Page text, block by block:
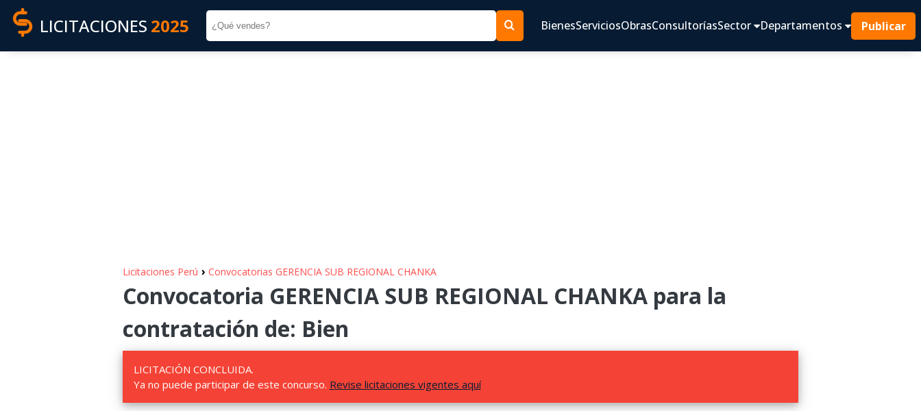
LICITACIONES 2025 BienesServiciosObrasConsultoríasSector Departamentos Publicar
Licitaciones Perú › Convocatorias GERENCIA SUB REGIONAL CHANKA
Convocatoria GERENCIA SUB REGIONAL CHANKA para la
contratación de: Bien
LICITACIÓN CONCLUIDA.
Ya no puede participar de este concurso. Revise licitaciones vigentes aquí